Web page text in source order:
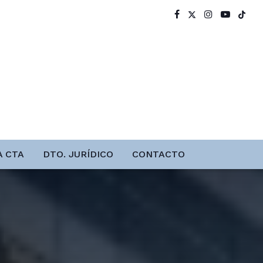
CTA DTO. JURÍDICO CONTACTO